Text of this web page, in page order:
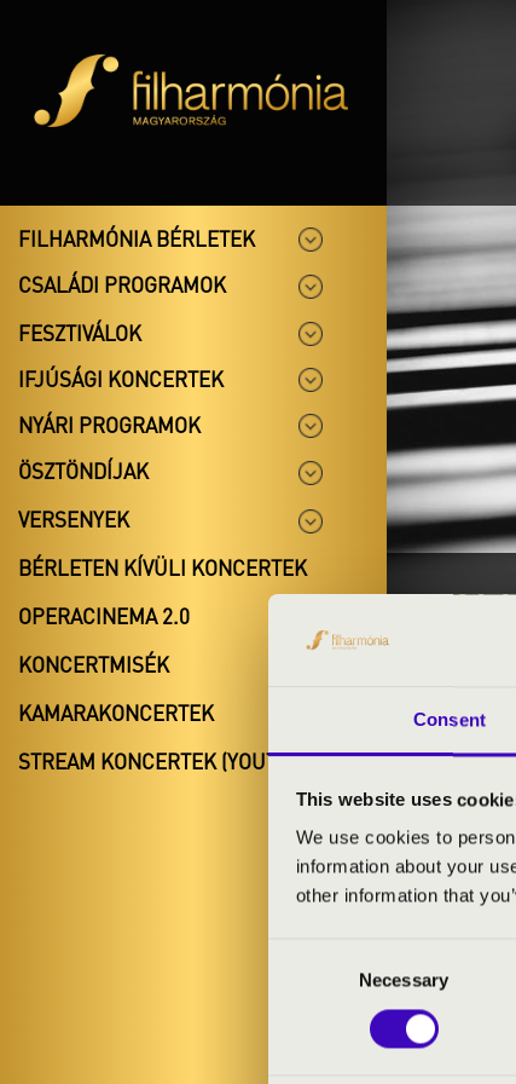
Consent
This website uses
We use cookies to
information about your
other information that
Necessary
FILHARMÓNIA BÉRLETEK
CSALÁDI PROGRAMOK
FESZTIVÁLOK
IFJÚSÁGI KONCERTEK
NYÁRI PROGRAMOK
ÖSZTÖNDÍJAK
VERSENYEK
BÉRLETEN KÍVÜLI KONCERTEK
OPERACINEMA 2.0
KONCERTMISÉK
KAMARAKONCERTEK
STREAM KONCERTEK (YOUTUBE)
Győr
Laposa